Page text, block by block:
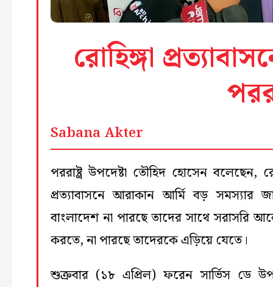
রোহিঙ্গা
Sabana Akter
পররাষ্ট্র উপদেষ্টা তৌহিদ হোসেন বলেছেন,
প্রত্যাবাসনে আরাকান আর্মি বড় সমস্যার
বাংলাদেশ না পারছে তাদের সাথে সরাসরি
করতে, না পারছে তাদেরকে এড়িয়ে যেতে।
শুক্রবার (১৮ এপ্রিল) ফরেন সার্ভিস ডে